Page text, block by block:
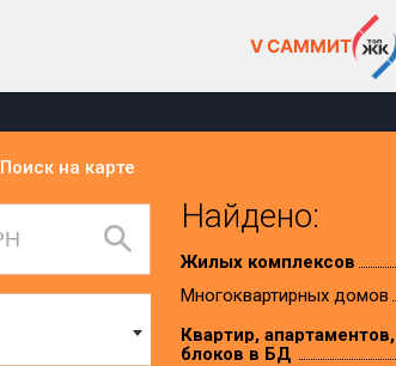
V САММИТ
Поиск на карте
Найдено:
Жилых комплексов
Многоквартирных домов
Квартир, апартаментов,
блоков в БД